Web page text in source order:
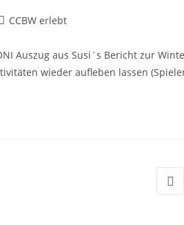
CCBW erlebt
Auszug aus Susi`s Bericht zur
wieder aufleben lassen